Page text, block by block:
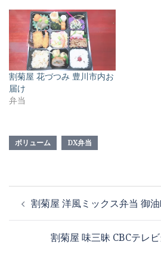
割菊屋 花づつみ 豊川市内お
届け
弁当
ボリューム DX弁当
稿
ナ
割菊屋 洋風ミックス弁当 御
割菊屋 味三昧 CBCテレ